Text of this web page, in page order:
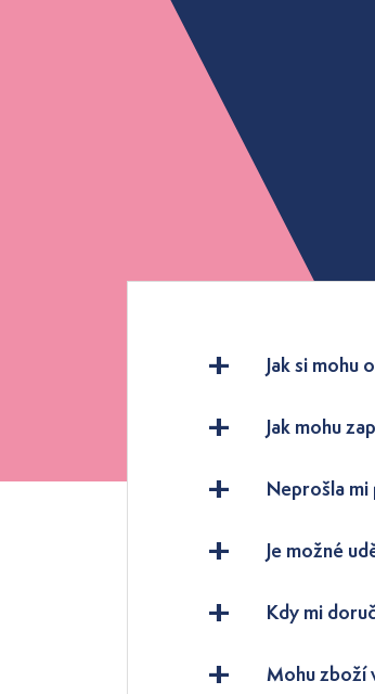
Jak si mohu
Jak mohu
Neprošla
Je možné
Kdy mi
Mohu zboží